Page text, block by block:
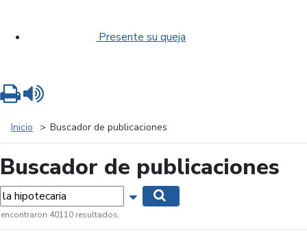
Presente su queja
Inicio Buscador de publicaciones
Buscador de publicaciones
Mostrar opciones de búsqueda
encontraron 40110 resultados.
Imprimir